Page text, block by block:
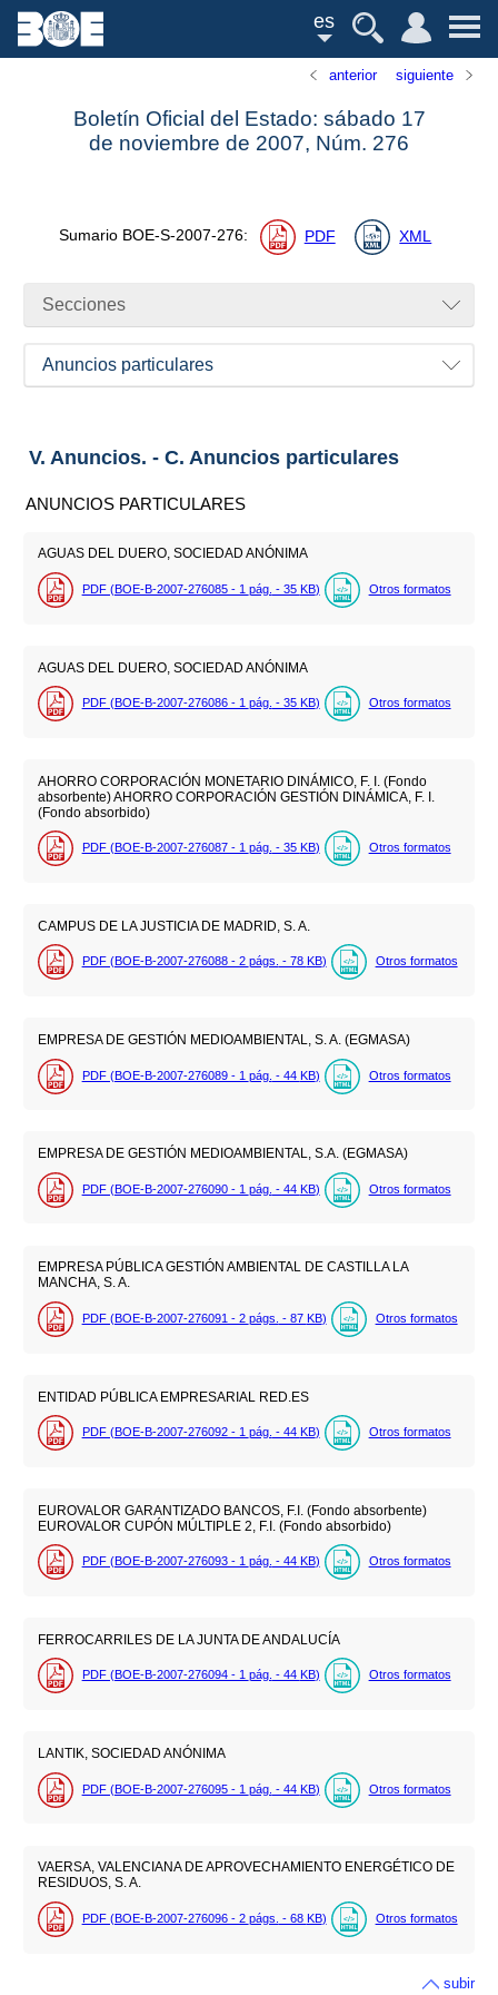
es
anterior siguiente
Boletín Oficial del Estado: sábado 17
de noviembre de 2007, Núm. 276
Sumario BOE-S-2007-276: PDF XML
Secciones
Anuncios particulares
V. Anuncios. - C. Anuncios particulares
ANUNCIOS PARTICULARES
AGUAS DEL DUERO, SOCIEDAD ANÓNIMA
PDF (BOE-B-2007-276085 - 1 pág. - 35 KB) Otros formatos
AGUAS DEL DUERO, SOCIEDAD ANÓNIMA
PDF (BOE-B-2007-276086 - 1 pág. - 35 KB) Otros formatos
AHORRO CORPORACIÓN MONETARIO DINÁMICO, F. I. (Fondo
absorbente) AHORRO CORPORACIÓN GESTIÓN DINÁMICA, F. I.
(Fondo absorbido)
PDF (BOE-B-2007-276087 - 1 pág. - 35 KB) Otros formatos
CAMPUS DE LA JUSTICIA DE MADRID, S. A.
PDF (BOE-B-2007-276088 - 2 págs. - 78 KB) Otros formatos
EMPRESA DE GESTIÓN MEDIOAMBIENTAL, S. A. (EGMASA)
PDF (BOE-B-2007-276089 - 1 pág. - 44 KB) Otros formatos
EMPRESA DE GESTIÓN MEDIOAMBIENTAL, S.A. (EGMASA)
PDF (BOE-B-2007-276090 - 1 pág. - 44 KB) Otros formatos
EMPRESA PÚBLICA GESTIÓN AMBIENTAL DE CASTILLA LA
MANCHA, S. A.
PDF (BOE-B-2007-276091 - 2 págs. - 87 KB) Otros formatos
ENTIDAD PÚBLICA EMPRESARIAL RED.ES
PDF (BOE-B-2007-276092 - 1 pág. - 44 KB) Otros formatos
EUROVALOR GARANTIZADO BANCOS, F.I. (Fondo absorbente)
EUROVALOR CUPÓN MÚLTIPLE 2, F.I. (Fondo absorbido)
PDF (BOE-B-2007-276093 - 1 pág. - 44 KB) Otros formatos
FERROCARRILES DE LA JUNTA DE ANDALUCÍA
PDF (BOE-B-2007-276094 - 1 pág. - 44 KB) Otros formatos
LANTIK, SOCIEDAD ANÓNIMA
PDF (BOE-B-2007-276095 - 1 pág. - 44 KB) Otros formatos
VAERSA, VALENCIANA DE APROVECHAMIENTO ENERGÉTICO DE
RESIDUOS, S. A.
PDF (BOE-B-2007-276096 - 2 págs. - 68 KB) Otros formatos
subir